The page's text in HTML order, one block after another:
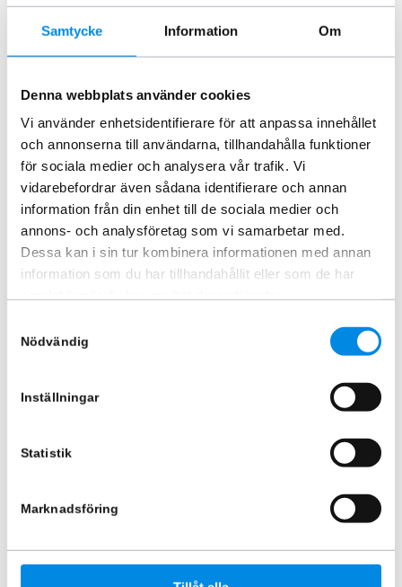
Samtycke Information Om
Denna webbplats använder cookies
Vi använder enhetsidentifierare för att anpassa innehållet
och annonserna till användarna, tillhandahålla funktioner
för sociala medier och analysera vår trafik. Vi
vidarebefordrar även sådana identifierare och annan
information från din enhet till de sociala medier och
annons- och analysföretag som vi samarbetar med.
Dessa kan i sin tur kombinera informationen med annan
information som du har tillhandahållit eller som de har
Nödvändig
Inställningar
Statistik
Marknadsföring
Lägg i varukorg Lägg i varukorg
Fälginsats fram och bak Iveco
ARTNR: IVDA16
Fälginsats 6,75×17,5″